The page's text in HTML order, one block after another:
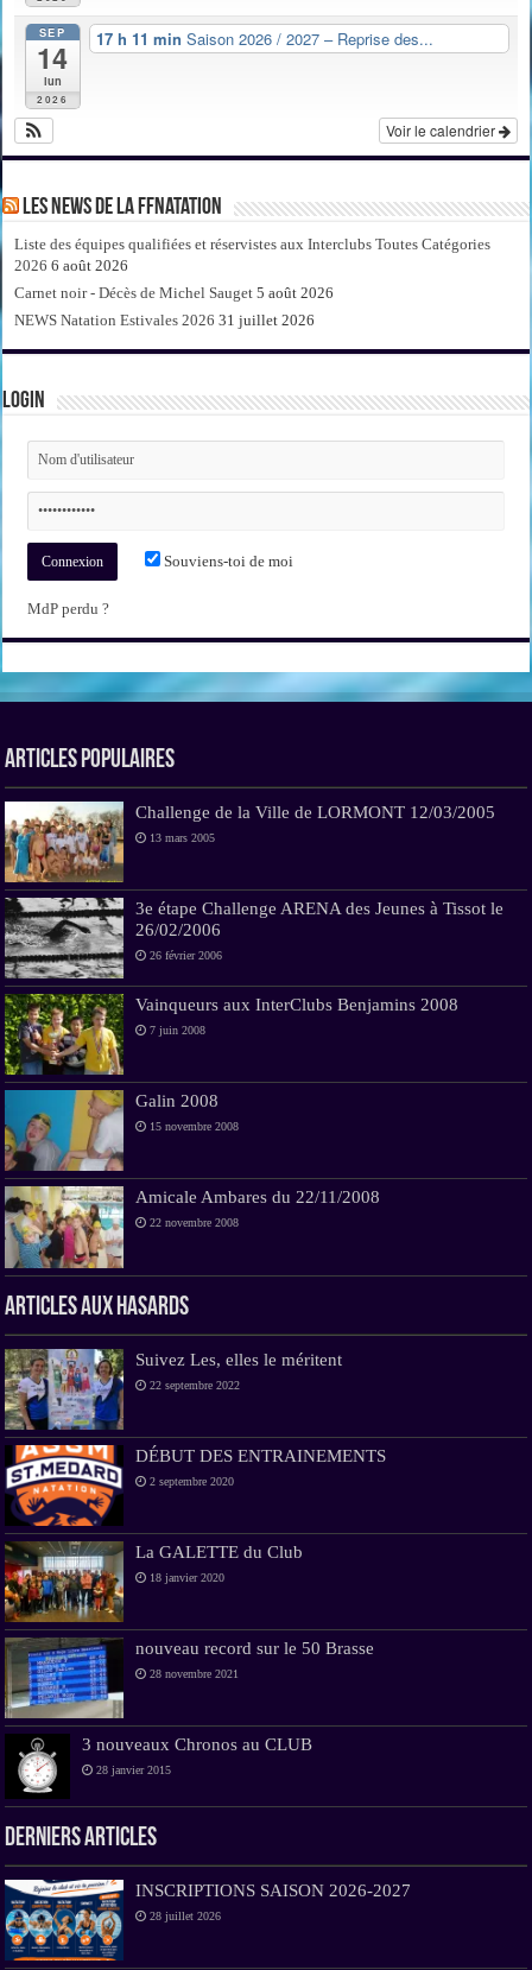
SEP
14
lun
2026
17 h 11 min Saison 2026 / 2027 – Reprise des...
Voir le calendrier
Les news de la FFNatation
Liste des équipes qualifiées et réservistes aux Interclubs Toutes Catégories
2026 6 août 2026
Carnet noir - Décès de Michel Sauget 5 août 2026
NEWS Natation Estivales 2026 31 juillet 2026
Login
Souviens-toi de moi
MdP perdu ?
Articles Populaires
Challenge de la Ville de LORMONT 12/03/2005
13 mars 2005
3e étape Challenge ARENA des Jeunes à Tissot le
26/02/2006
26 février 2006
Vainqueurs aux InterClubs Benjamins 2008
7 juin 2008
Galin 2008
15 novembre 2008
Amicale Ambares du 22/11/2008
22 novembre 2008
Articles aux hasards
Suivez Les, elles le méritent
22 septembre 2022
DÉBUT DES ENTRAINEMENTS
2 septembre 2020
La GALETTE du Club
18 janvier 2020
nouveau record sur le 50 Brasse
28 novembre 2021
3 nouveaux Chronos au CLUB
28 janvier 2015
Derniers Articles
INSCRIPTIONS SAISON 2026-2027
28 juillet 2026